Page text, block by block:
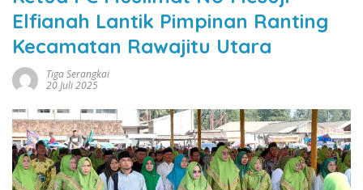
Elfianah Lantik Pimpinan Ranting
Kecamatan Rawajitu Utara
Tiga Serangkai
20 Juli 2025